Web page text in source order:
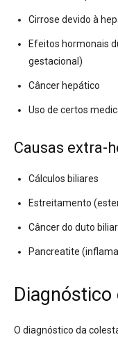
Cirrose devido à
Efeitos hormonais
gestacional)
Câncer hepático
Uso de certos
Causas extra-
Cálculos biliares
Estreitamento
Câncer do duto
Pancreatite
O diagnóstico da